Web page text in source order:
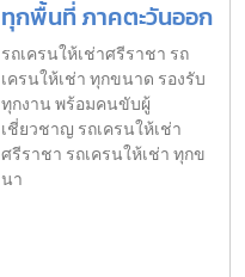
ทุกพื้นที่ ภาคตะวันออก
รถเครนให้เช่าศรีราชา รถ
เครนให้เช่า ทุกขนาด รองรับ
ทุกงาน พร้อมคนขับผู้
เชี่ยวชาญ รถเครนให้เช่า
ศรีราชา รถเครนให้เช่า ทุกข
นา